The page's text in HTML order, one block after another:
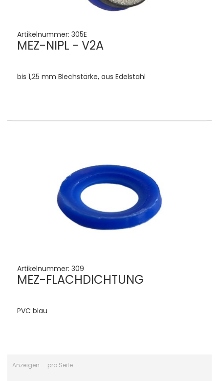
Artikelnummer: 305E
MEZ-NIPL - V2A
bis 1,25 mm Blechstärke, aus Edelstahl
Artikelnummer: 309
MEZ-FLACHDICHTUNG
PVC blau
Anzeigen pro Seite